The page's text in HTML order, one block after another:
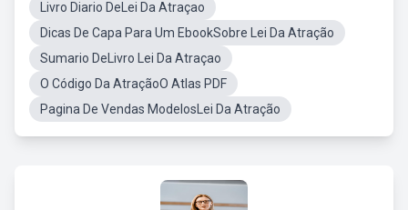
Livro Diario DeLei Da Atraçao
Dicas De Capa Para Um EbookSobre Lei Da Atração
Sumario DeLivro Lei Da Atraçao
O Código Da AtraçãoO Atlas PDF
Pagina De Vendas ModelosLei Da Atração